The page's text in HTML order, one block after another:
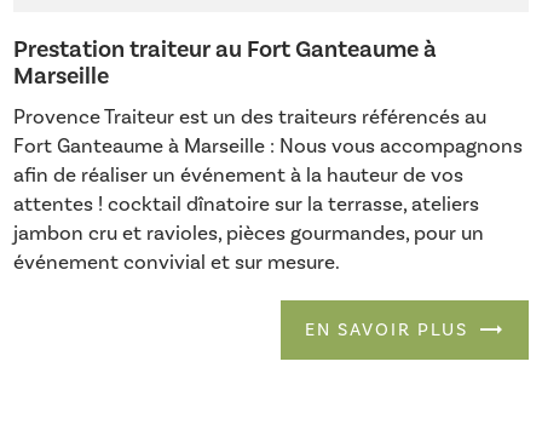
Prestation traiteur au Fort Ganteaume à
Marseille
Provence Traiteur est un des traiteurs référencés au
Fort Ganteaume à Marseille : Nous vous accompagnons
afin de réaliser un événement à la hauteur de vos
attentes ! cocktail dînatoire sur la terrasse, ateliers
jambon cru et ravioles, pièces gourmandes, pour un
événement convivial et sur mesure.
EN SAVOIR PLUS